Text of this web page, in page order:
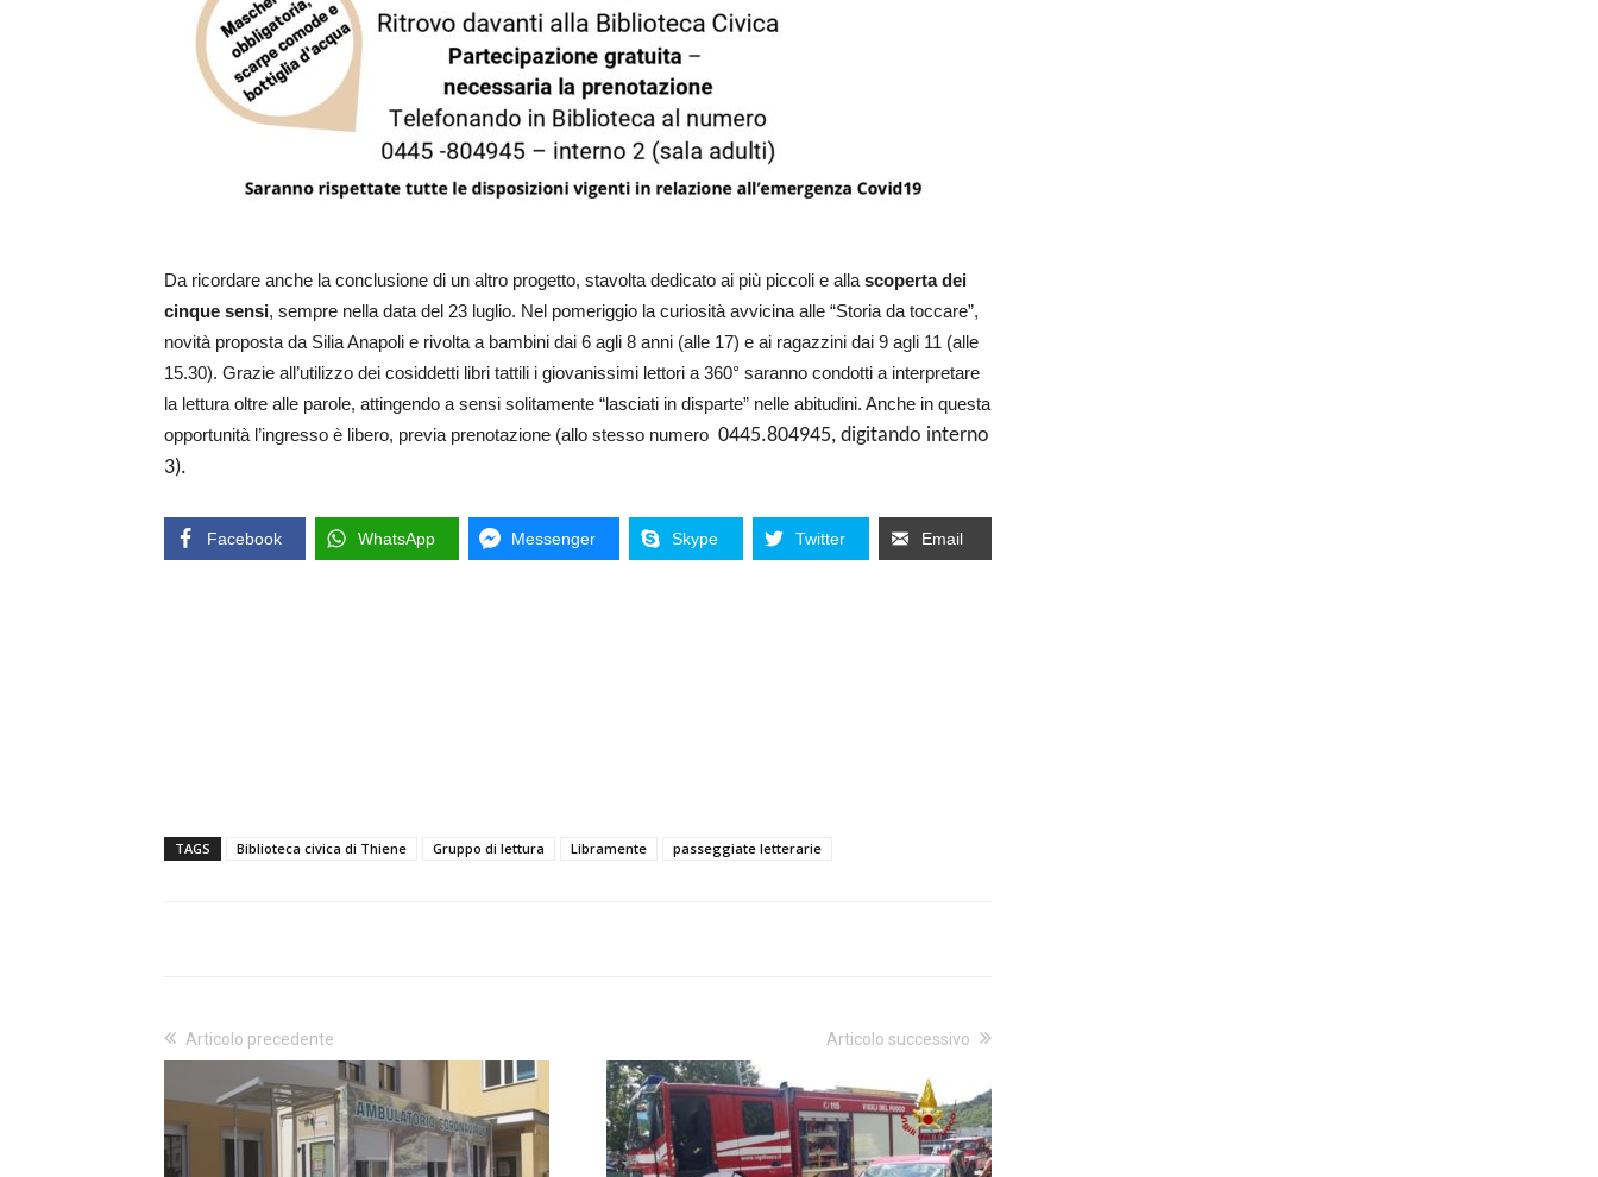
Da ricordare anche la conclusione di un altro progetto, stavolta dedicato ai più piccoli e alla scoperta dei
cinque sensi, sempre nella data del 23 luglio. Nel pomeriggio la curiosità avvicina alle “Storia da toccare”,
novità proposta da Silia Anapoli e rivolta a bambini dai 6 agli 8 anni (alle 17) e ai ragazzini dai 9 agli 11 (alle
15.30). Grazie all’utilizzo dei cosiddetti libri tattili i giovanissimi lettori a 360° saranno condotti a interpretare
la lettura oltre alle parole, attingendo a sensi solitamente “lasciati in disparte” nelle abitudini. Anche in questa
opportunità l’ingresso è libero, previa prenotazione (allo stesso numero 0445.804945, digitando interno
3).
Facebook WhatsApp Messenger Skype Twitter Email
TAGS Biblioteca civica di Thiene Gruppo di lettura Libramente passeggiate letterarie
Articolo precedente Articolo successivo